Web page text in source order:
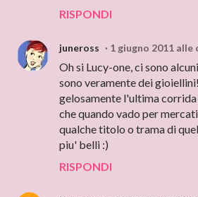
RISPONDI
juneross 1 giugno 2011 alle
Oh si Lucy-one, ci sono
sono veramente dei
gelosamente l'ultima corrida
che quando vado per
qualche titolo o trama di
piu' belli :)
RISPONDI